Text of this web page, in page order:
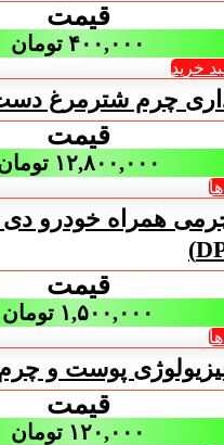
قیمت
۴۰۰,۰۰۰ تومان
خرید
چرم شترمرغ
قیمت
۱۲,۸۰۰,۰۰۰
همراه خودرو دی
قیمت
۱,۵۰۰,۰۰۰ تومان
پوست و
قیمت
۱۲۰,۰۰۰ تومان